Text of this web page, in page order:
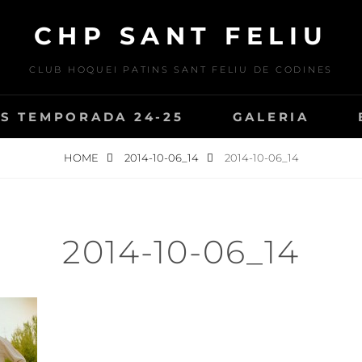
CHP SANT FELIU
CLUB HOQUEI PATINS SANT FELIU DE CODINES
TEMPORADA 24-25 GALERIA
HOME 2014-10-06_14 2014-10-06_14
2014-10-06_14